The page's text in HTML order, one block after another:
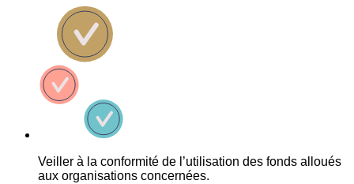
Veiller à la conformité de l’utilisation des fonds alloués
aux organisations concernées.